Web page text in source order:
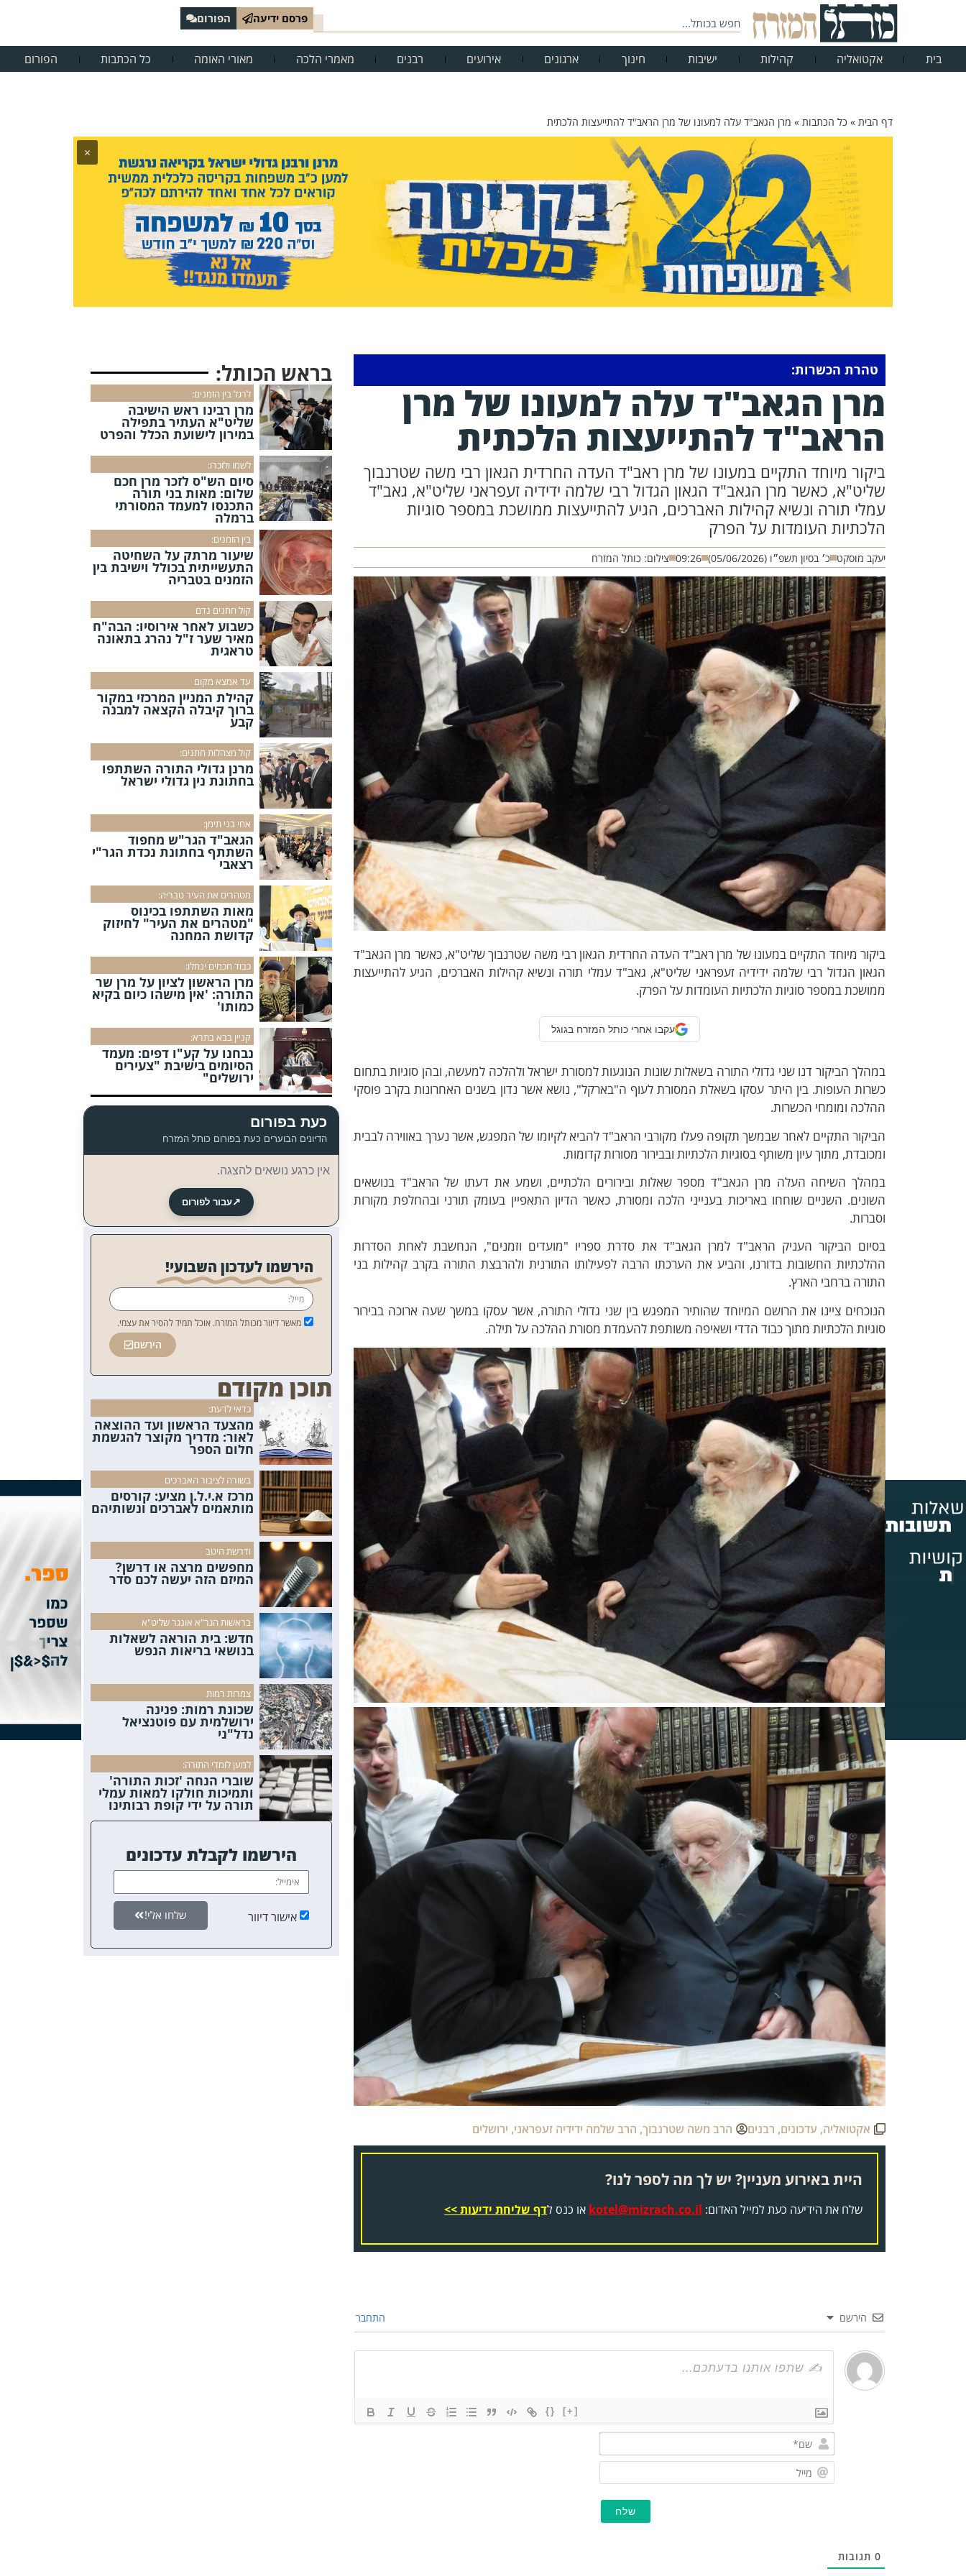
פרסם ידיעה הפורום
בית אקטואליה קהילות ישיבות חינוך ארגונים אירועים רבנים מאמרי הלכה מאורי האומה כל הכתבות הפורום
דף הבית » כל הכתבות » מרן הגאב"ד עלה למעונו של מרן הראב"ד להתייעצות הלכתית
×
טהרת הכשרות:
מרן הגאב"ד עלה למעונו של מרן
הראב"ד להתייעצות הלכתית
ביקור מיוחד התקיים במעונו של מרן ראב"ד העדה החרדית הגאון רבי משה שטרנבוך
שליט"א, כאשר מרן הגאב"ד הגאון הגדול רבי שלמה ידידיה זעפראני שליט"א, גאב"ד
עמלי תורה ונשיא קהילות האברכים, הגיע להתייעצות ממושכת במספר סוגיות
הלכתיות העומדות על הפרק
יעקב מוסקט כ׳ בסיון תשפ״ו (05/06/2026) 09:26 צילום: כותל המזרח
ביקור מיוחד התקיים במעונו של מרן ראב"ד העדה החרדית הגאון רבי משה שטרנבוך שליט"א, כאשר מרן הגאב"ד
הגאון הגדול רבי שלמה ידידיה זעפראני שליט"א, גאב"ד עמלי תורה ונשיא קהילות האברכים, הגיע להתייעצות
ממושכת במספר סוגיות הלכתיות העומדות על הפרק.
עקבו אחרי כותל המזרח בגוגל
במהלך הביקור דנו שני גדולי התורה בשאלות שונות הנוגעות למסורת ישראל ולהלכה למעשה, ובהן סוגיות בתחום
כשרות העופות. בין היתר עסקו בשאלת המסורת לעוף ה"בארקל", נושא אשר נדון בשנים האחרונות בקרב פוסקי
ההלכה ומומחי הכשרות.
הביקור התקיים לאחר שבמשך תקופה פעלו מקורבי הראב"ד להביא לקיומו של המפגש, אשר נערך באווירה לבבית
ומכובדת, מתוך עיון משותף בסוגיות הלכתיות ובבירור מסורות קדומות.
במהלך השיחה העלה מרן הגאב"ד מספר שאלות ובירורים הלכתיים, ושמע את דעתו של הראב"ד בנושאים
השונים. השניים שוחחו באריכות בענייני הלכה ומסורת, כאשר הדיון התאפיין בעומק תורני ובהחלפת מקורות
וסברות.
בסיום הביקור העניק הראב"ד למרן הגאב"ד את סדרת ספריו "מועדים וזמנים", הנחשבת לאחת הסדרות
ההלכתיות החשובות בדורנו, והביע את הערכתו הרבה לפעילותו התורנית ולהרבצת התורה בקרב קהילות בני
התורה ברחבי הארץ.
הנוכחים ציינו את הרושם המיוחד שהותיר המפגש בין שני גדולי התורה, אשר עסקו במשך שעה ארוכה בבירור
סוגיות הלכתיות מתוך כבוד הדדי ושאיפה משותפת להעמדת מסורת ההלכה על תילה.
אקטואליה, עדכונים, רבנים הרב משה שטרנבוך, הרב שלמה ידידיה זעפראני, ירושלים
היית באירוע מעניין? יש לך מה לספר לנו?
שלח את הידיעה כעת למייל האדום: kotel@mizrach.co.il או כנס לדף שליחת ידיעות >>
הירשם התחבר
{} [+]
0 תגובות
בראש הכותל:
לרגל בין הזמנים:
מרן רבינו ראש הישיבה
שליט"א העתיר בתפילה
במירון לישועת הכלל והפרט
לשמו ולזכרו:
סיום הש"ס לזכר מרן חכם
שלום: מאות בני תורה
התכנסו למעמד המסורתי
ברמלה
בין הזמנים:
שיעור מרתק על השחיטה
התעשייתית בכולל וישיבת בין
הזמנים בטבריה
קול חתנים נדם
כשבוע לאחר אירוסיו: הבה"ח
מאיר שער ז"ל נהרג בתאונה
טראגית
עד אמצא מקום
קהילת המניין המרכזי במקור
ברוך קיבלה הקצאה למבנה
קבע
קול מצהלות חתנים:
מרנן גדולי התורה השתתפו
בחתונת נין גדולי ישראל
אחי בני תימן:
הגאב"ד הגר"ש מחפוד
השתתף בחתונת נכדת הגר"י
רצאבי
מטהרים את העיר טבריה:
מאות השתתפו בכינוס
"מטהרים את העיר" לחיזוק
קדושת המחנה
כבוד חכמים ינחלו:
מרן הראשון לציון על מרן שר
התורה: 'אין מישהו כיום בקיא
כמותו'
קניין בבא בתרא:
נבחנו על קע"ו דפים: מעמד
הסיומים בישיבת "צעירים
ירושלים"
כעת בפורום
הדיונים הבוערים כעת בפורום כותל המזרח
אין כרגע נושאים להצגה.
↗עבור לפורום
הירשמו לעדכון השבועי!
מאשר דיוור מכותל המזרח. אוכל תמיד להסיר את עצמי.
הירשם
תוכן מקודם
כדאי לדעת:
מהצעד הראשון ועד ההוצאה
לאור: מדריך מקוצר להגשמת
חלום הספר
בשורה לציבור האברכים
מרכז א.י.ל.ן מציע: קורסים
מותאמים לאברכים ונשותיהם
ודרשת היטב
מחפשים מרצה או דרשן?
המיזם הזה יעשה לכם סדר
בראשות הגר"א אונגר שליט"א
חדש: בית הוראה לשאלות
בנושאי בריאות הנפש
צמרות רמות
שכונת רמות: פנינה
ירושלמית עם פוטנציאל
נדל"ני
למען לומדי התורה:
שוברי הנחה 'זכות התורה'
ותמיכות חולקו למאות עמלי
תורה על ידי קופת רבותינו
הירשמו לקבלת עדכונים
אישור דיוור שלחו אלי!